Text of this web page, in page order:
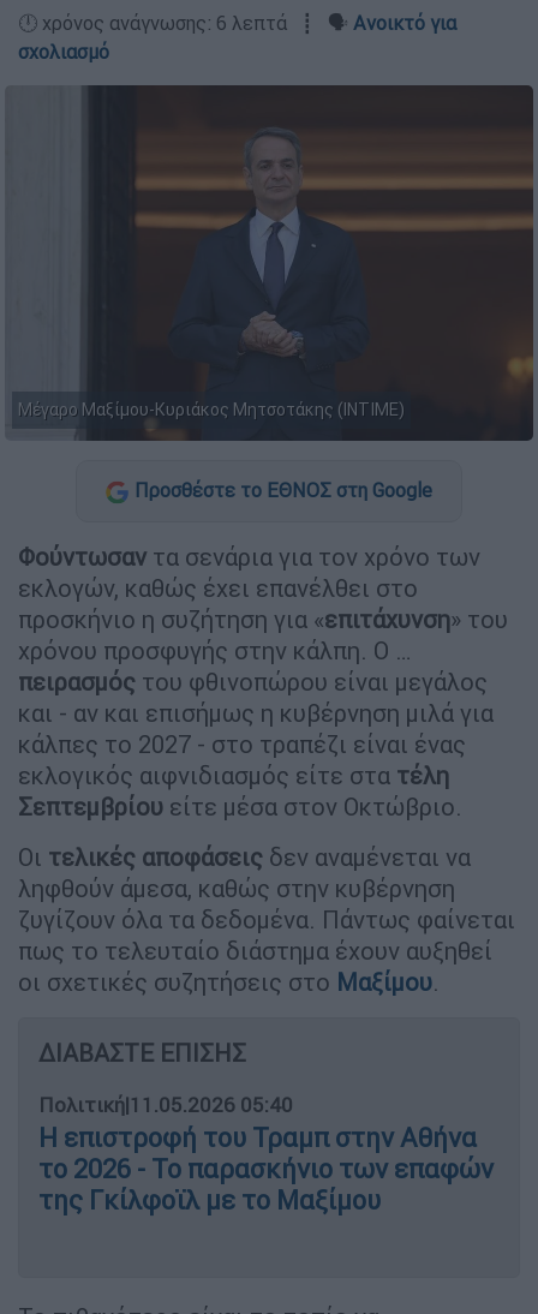
🕛 χρόνος ανάγνωσης: 6 λεπτά ┋ 🗣️ Ανοικτό για
σχολιασμό
Μέγαρο Μαξίμου-Κυριάκος Μητσοτάκης (ΙΝΤΙΜΕ)
Προσθέστε το ΕΘΝΟΣ στη Google
Φούντωσαν τα σενάρια για τον χρόνο των
εκλογών, καθώς έχει επανέλθει στο
προσκήνιο η συζήτηση για «επιτάχυνση» του
χρόνου προσφυγής στην κάλπη. Ο …
πειρασμός του φθινοπώρου είναι μεγάλος
και - αν και επισήμως η κυβέρνηση μιλά για
κάλπες το 2027 - στο τραπέζι είναι ένας
εκλογικός αιφνιδιασμός είτε στα τέλη
Σεπτεμβρίου είτε μέσα στον Οκτώβριο.
Οι τελικές αποφάσεις δεν αναμένεται να
ληφθούν άμεσα, καθώς στην κυβέρνηση
ζυγίζουν όλα τα δεδομένα. Πάντως φαίνεται
πως το τελευταίο διάστημα έχουν αυξηθεί
οι σχετικές συζητήσεις στο Μαξίμου.
ΔΙΑΒΑΣΤΕ ΕΠΙΣΗΣ
Πολιτική|11.05.2026 05:40
Η επιστροφή του Τραμπ στην Αθήνα
το 2026 - Το παρασκήνιο των επαφών
της Γκίλφοϊλ με το Μαξίμου